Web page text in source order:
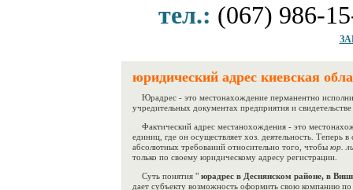
тел.: (067) 986-
юридический адрес киевская
Юрадрес - это местонахождение перманентно
учредительных документах предприятия и
Фактический адрес местанохождения - это
единиц, где он осуществляет хоз. деятельность. Теперь в
абсолютных требований относительно того, чтобы юр.
только по своему юридическому адресу регистрации.
Суть понятия " юрадрес в Деснянском районе, в
дает субъекту возможность оформить свою компанию